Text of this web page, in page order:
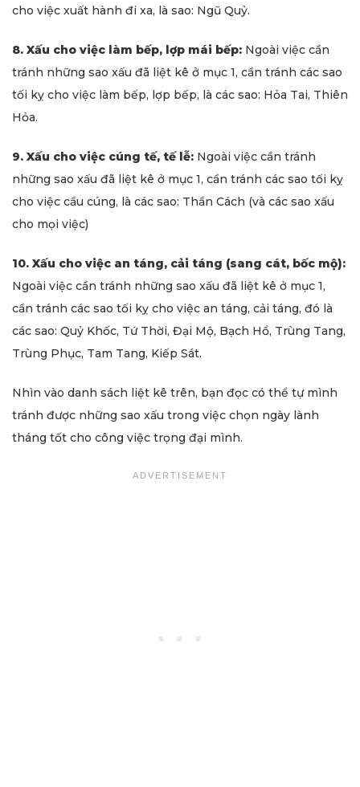
cho việc xuất hành đi xa, là sao: Ngũ Quỷ.
8. Xấu cho việc làm bếp, lợp mái bếp: Ngoài việc cần
tránh những sao xấu đã liệt kê ở mục 1, cần tránh các sao
tối kỵ cho việc làm bếp, lợp bếp, là các sao: Hỏa Tai, Thiên
Hỏa.
9. Xấu cho việc cúng tế, tế lễ: Ngoài việc cần tránh
những sao xấu đã liệt kê ở mục 1, cần tránh các sao tối kỵ
cho việc cầu cúng, là các sao: Thần Cách (và các sao xấu
cho mọi việc)
10. Xấu cho việc an táng, cải táng (sang cát, bốc mộ):
Ngoài việc cần tránh những sao xấu đã liệt kê ở mục 1,
cần tránh các sao tối kỵ cho việc an táng, cải táng, đó là
các sao: Quỷ Khốc, Tứ Thời, Đại Mộ, Bạch Hổ, Trùng Tang,
Trùng Phục, Tam Tang, Kiếp Sát.
Nhìn vào danh sách liệt kê trên, bạn đọc có thể tự mình
tránh được những sao xấu trong việc chọn ngày lành
tháng tốt cho công việc trọng đại mình.